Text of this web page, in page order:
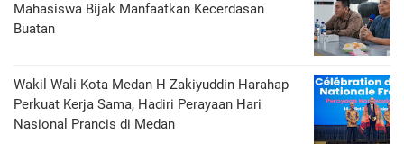
Mahasiswa Bijak Manfaatkan Kecerdasan
Buatan
Wakil Wali Kota Medan H Zakiyuddin Harahap
Perkuat Kerja Sama, Hadiri Perayaan Hari
Nasional Prancis di Medan